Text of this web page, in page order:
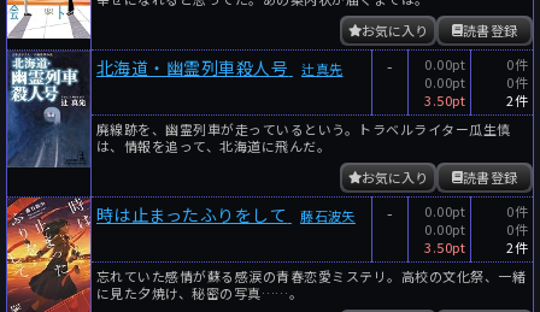
読書登録
お気に入り
北海道・幽霊列車殺人号 辻真先 -
0.00pt
0.00pt
3.50pt
0件
0件
2件
廃線跡を、幽霊列車が走っているという。トラベルライター瓜生慎
は、情報を追って、北海道に飛んだ。
読書登録
お気に入り
時は止まったふりをして 藤石波矢 -
0.00pt
0.00pt
3.50pt
0件
0件
2件
忘れていた感情が蘇る感涙の青春恋愛ミステリ。高校の文化祭、一緒
に見た夕焼け、秘密の写真……。